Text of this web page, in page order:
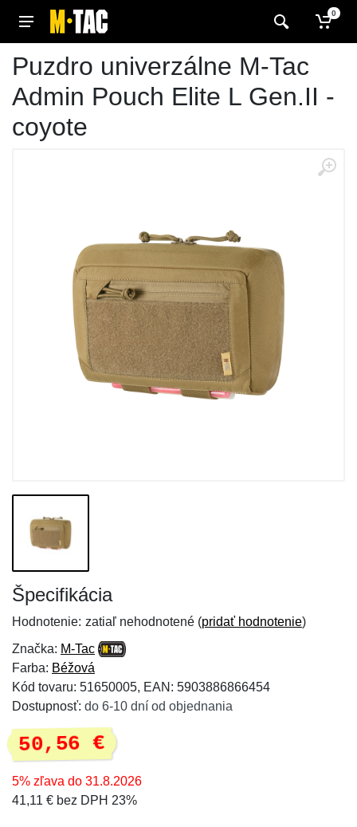
0
Puzdro univerzálne M-Tac
Admin Pouch Elite L Gen.II -
coyote
Špecifikácia
Hodnotenie: zatiaľ nehodnotené (pridať hodnotenie)
Značka: M-Tac
Farba: Béžová
Kód tovaru: 51650005, EAN: 5903886866454
Dostupnosť: do 6-10 dní od objednania
50,56 €
5% zľava do 31.8.2026
41,11 € bez DPH 23%